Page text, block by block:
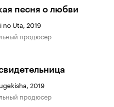
песня о любви
no Uta, 2019
продюсер
2019
продюсер